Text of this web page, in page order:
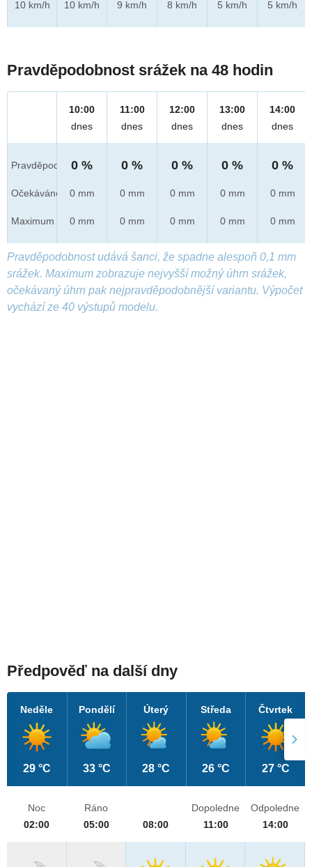
10 km/h
10 km/h
9 km/h
8 km/h
5 km/h
5 km/h
Pravděpodobnost srážek na 48 hodin
Pravděpod.
Očekáváno
Maximum
10:00
dnes
0 %
0 mm
0 mm
11:00
dnes
0 %
0 mm
0 mm
12:00
dnes
0 %
0 mm
0 mm
13:00
dnes
0 %
0 mm
0 mm
14:00
dnes
0 %
0 mm
0 mm
Pravděpodobnost udává šanci, že spadne alespoň 0,1 mm
srážek. Maximum zobrazuje nejvyšší možný úhrn srážek,
očekávaný úhrn pak nejpravděpodobnější variantu. Výpočet
vychází ze 40 výstupů modelu.
Předpověď na další dny
Neděle
29 °C
Pondělí
33 °C
Úterý
28 °C
Středa
26 °C
Čtvrtek
27 °C
Noc
02:00
Ráno
05:00
08:00
Dopoledne
11:00
Odpoledne
14:00